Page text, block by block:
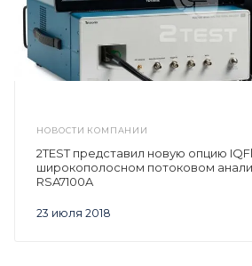
НОВОСТИ КОМПАНИИ
23 июля 2018
2TEST представил новую опцию
широкополосном потоковом
RSA7100A